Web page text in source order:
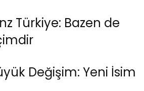
Türkiye: Bazen de
Değişim: Yeni İsim